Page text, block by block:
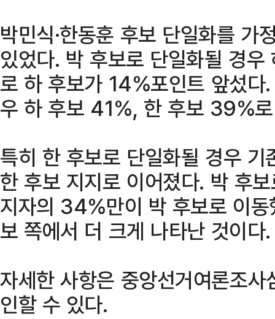
박민식·한동훈 후보 단일화를 가
있었다. 박 후보로 단일화될 경
로 하 후보가 14%포인트 앞섰다
우 하 후보 41%, 한 후보 39%
특히 한 후보로 단일화될 경우
한 후보 지지로 이어졌다. 박 후
지자의 34%만이 박 후보로 이
보 쪽에서 더 크게 나타난 것이다.
자세한 사항은 중앙선거여론조
인할 수 있다.